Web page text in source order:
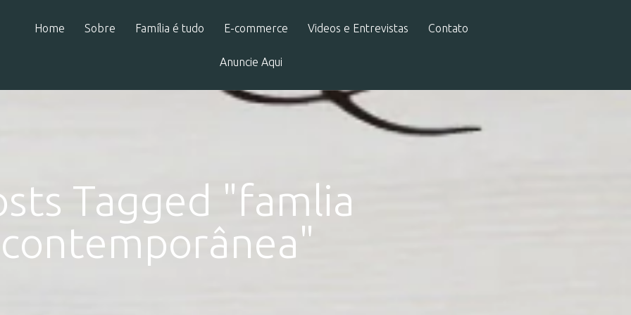
Home Sobre Família é tudo E-commerce Videos e Entrevistas Contato
Anuncie Aqui
Tagged "famlia
contemporânea"